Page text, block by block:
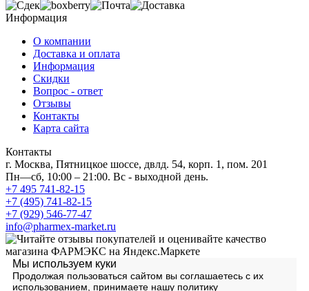
Информация
О компании
Доставка и оплата
Информация
Скидки
Вопрос - ответ
Отзывы
Контакты
Карта сайта
Контакты
г. Москва, Пятницкое шоссе, двлд. 54, корп. 1, пом. 201
Пн—сб, 10:00 – 21:00. Вс - выходной день.
+7 495 741-82-15
+7 (495) 741-82-15
+7 (929) 546-77-47
info@pharmex-market.ru
Мы используем куки
Продолжая пользоваться сайтом вы соглашаетесь с их
использованием, принимаете нашу политику